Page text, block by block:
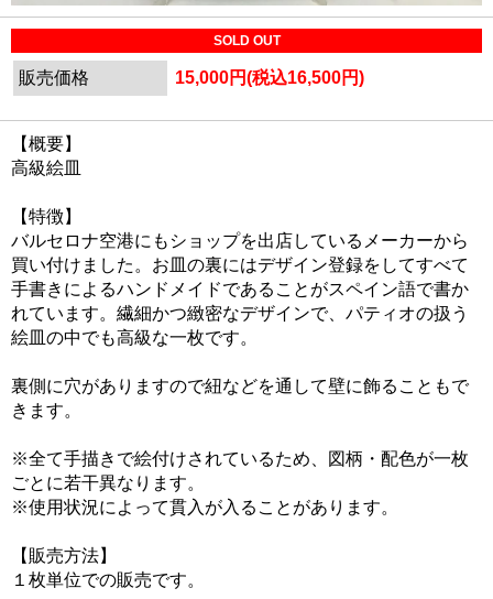
SOLD OUT
販売価格 15,000円(税込16,500円)
【概要】
高級絵皿
【特徴】
バルセロナ空港にもショップを出店しているメーカーから
買い付けました。お皿の裏にはデザイン登録をしてすべて
手書きによるハンドメイドであることがスペイン語で書か
れています。繊細かつ緻密なデザインで、パティオの扱う
絵皿の中でも高級な一枚です。
裏側に穴がありますので紐などを通して壁に飾ることもで
きます。
※全て手描きで絵付けされているため、図柄・配色が一枚
ごとに若干異なります。
※使用状況によって貫入が入ることがあります。
【販売方法】
１枚単位での販売です。